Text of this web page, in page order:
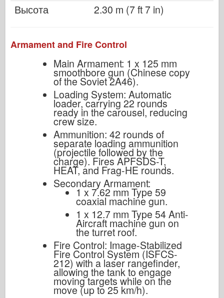
Высота
2.30 m (7 ft 7 in)
Armament and Fire Control
Main Armament: 1 x 125 mm
smoothbore gun (Chinese copy
of the Soviet 2A46).
Loading System: Automatic
loader, carrying 22 rounds
ready in the carousel, reducing
crew size.
Ammunition: 42 rounds of
separate loading ammunition
(projectile followed by the
charge). Fires APFSDS-T,
HEAT, and Frag-HE rounds.
Secondary Armament:
1 x 7.62 mm Type 59
coaxial machine gun.
1 x 12.7 mm Type 54 Anti-
Aircraft machine gun on
the turret roof.
Fire Control: Image-Stabilized
Fire Control System (ISFCS-
212) with a laser rangefinder,
allowing the tank to engage
moving targets while on the
move (up to 25 km/h).